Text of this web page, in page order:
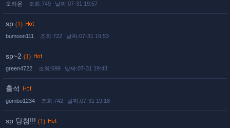
오리온 조회:749 날짜:07-31 19:57
sp (1)
bumoon111 조회:722 날짜:07-31 19:53
sp~2 (1)
green4722 조회:699 날짜:07-31 19:43
출석
gombo1234 조회:742 날짜:07-31 19:18
sp 당첨!!! (1)